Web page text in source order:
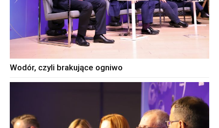
Wodór, czyli brakujące ogniwo